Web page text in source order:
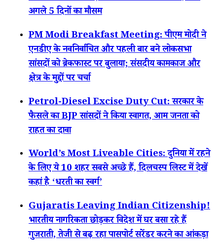
अगले 5 दिनों का मौसम
PM Modi Breakfast Meeting: पीएम मोदी ने
एनडीए के नवनिर्वाचित और पहली बार बने लोकसभा
सांसदों को ब्रेकफास्ट पर बुलाया; संसदीय कामकाज और
क्षेत्र के मुद्दों पर चर्चा
Petrol-Diesel Excise Duty Cut: सरकार के
फैसले का BJP सांसदों ने किया स्वागत, आम जनता को
राहत का दावा
World’s Most Liveable Cities: दुनिया में रहने
के लिए ये 10 शहर सबसे अच्छे हैं, दिलचस्प लिस्ट में देखें
कहां है ‘धरती का स्वर्ग’
Gujaratis Leaving Indian Citizenship!
भारतीय नागरिकता छोड़कर विदेश में घर बसा रहे हैं
गुजराती, तेजी से बढ़ रहा पासपोर्ट सरेंडर करने का आंकड़ा